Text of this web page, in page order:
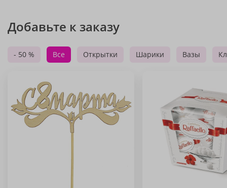
Добавьте к заказу
- 50 % Все Открытки Шарики Вазы